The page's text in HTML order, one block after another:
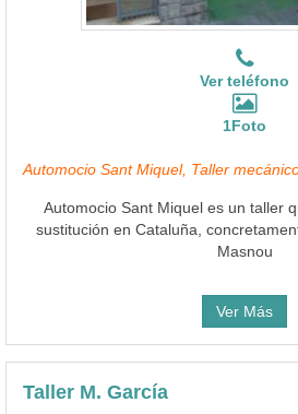
Ver teléfono
1Foto
Automocio Sant Miquel, Taller
Automocio Sant Miquel es un taller
sustitución en Cataluña,
Masnou
Ver Más
Taller M. García